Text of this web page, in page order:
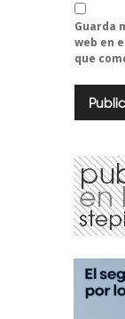
Guarda
web en
que